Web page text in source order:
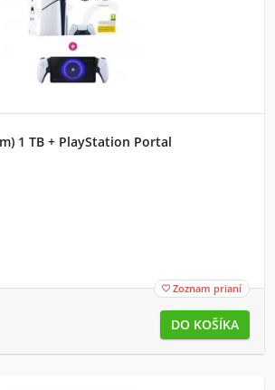
1 TB + PlayStation Portal
 Zoznam prianí